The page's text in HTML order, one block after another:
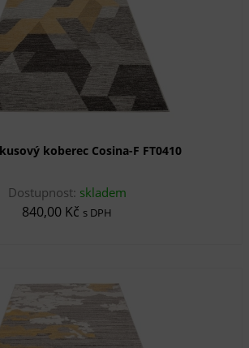
koberec Cosina-F FT0410
Dostupnost: skladem
840,00 Kč s DPH